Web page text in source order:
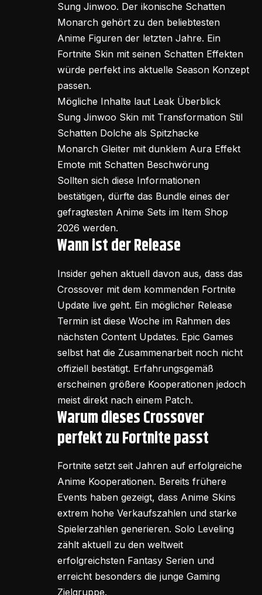
Sung Jinwoo. Der ikonische Schatten
Monarch gehört zu den beliebtesten
Anime Figuren der letzten Jahre. Ein
Fortnite Skin mit seinen Schatten Effekten
würde perfekt ins aktuelle Season Konzept
passen.
Mögliche Inhalte laut Leak Überblick
Sung Jinwoo Skin mit Transformation Stil
Schatten Dolche als Spitzhacke
Monarch Gleiter mit dunklem Aura Effekt
Emote mit Schatten Beschwörung
Sollten sich diese Informationen
bestätigen, dürfte das Bundle eines der
gefragtesten Anime Sets im Item Shop
2026 werden.
Wann ist der Release
Insider gehen aktuell davon aus, dass das
Crossover mit dem kommenden Fortnite
Update live geht. Ein möglicher Release
Termin ist diese Woche im Rahmen des
nächsten Content Updates. Epic Games
selbst hat die Zusammenarbeit noch nicht
offiziell bestätigt. Erfahrungsgemäß
erscheinen größere Kooperationen jedoch
meist direkt nach einem Patch.
Warum dieses Crossover
perfekt zu Fortnite passt
Fortnite setzt seit Jahren auf erfolgreiche
Anime Kooperationen. Bereits frühere
Events haben gezeigt, dass Anime Skins
extrem hohe Verkaufszahlen und starke
Spielerzahlen generieren. Solo Leveling
zählt aktuell zu den weltweit
erfolgreichsten Fantasy Serien und
erreicht besonders die junge Gaming
Zielgruppe.